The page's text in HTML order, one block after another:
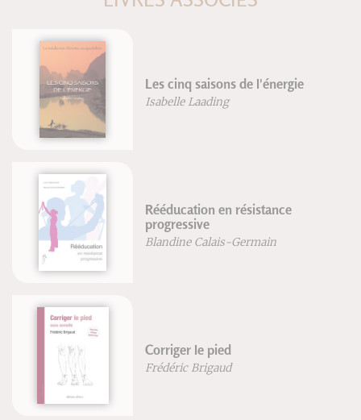
Les cinq saisons de l'énergie
Isabelle Laading
Rééducation en résistance
progressive
Blandine Calais-Germain
Corriger le pied
Frédéric Brigaud